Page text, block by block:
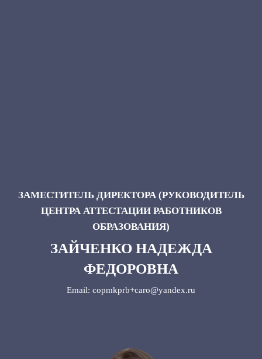
ЗАМЕСТИТЕЛЬ ДИРЕКТОРА (РУКОВОДИТЕЛЬ
ЦЕНТРА АТТЕСТАЦИИ РАБОТНИКОВ
ОБРАЗОВАНИЯ)
ЗАЙЧЕНКО НАДЕЖДА
ФЕДОРОВНА
Email: copmkprb+caro@yandex.ru